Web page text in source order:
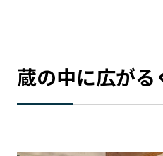
蔵の中に広が